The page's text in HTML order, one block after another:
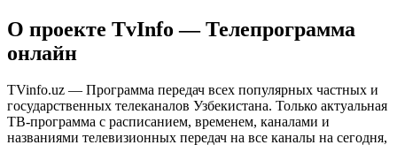
О проекте TvInfo — Телепрограмма
онлайн
TVinfo.uz — Программа передач всех популярных частных и
государственных телеканалов Узбекистана. Только актуальная
ТВ-программа с расписанием, временем, каналами и
названиями телевизионных передач на все каналы на сегодня,